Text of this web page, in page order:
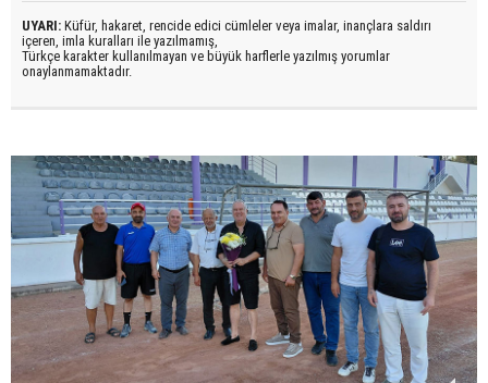
UYARI: Küfür, hakaret, rencide edici cümleler veya imalar, inançlara saldırı
içeren, imla kuralları ile yazılmamış,
Türkçe karakter kullanılmayan ve büyük harflerle yazılmış yorumlar
onaylanmamaktadır.